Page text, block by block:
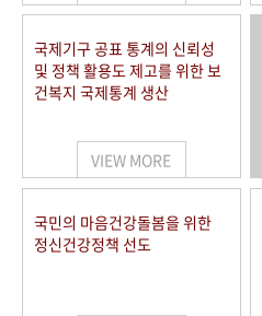
국제기구 공표 통계의 신뢰성
및 정책 활용도 제고를 위한 보
건복지 국제통계 생산
VIEW MORE
국민의 마음건강돌봄을 위한
정신건강정책 선도